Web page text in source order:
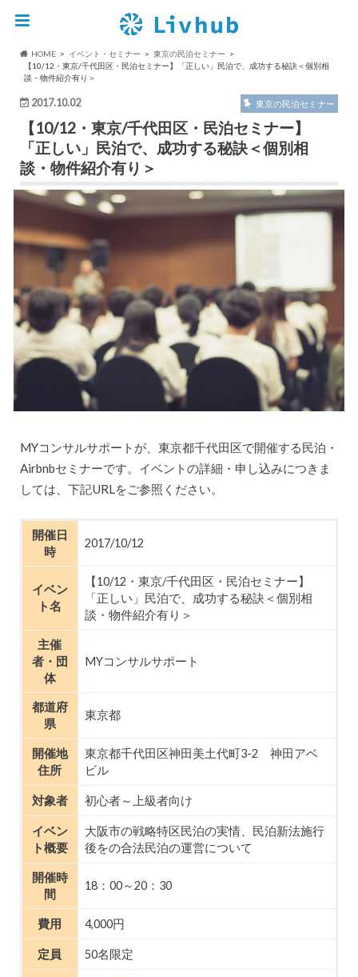
HOME イベント・セミナー
東京の民泊セミナー
【10/12・東京/千代田区・民泊セミナー】「正しい」民泊で、成功する秘訣＜個別相
談・物件紹介有り＞
2017.10.02 東京の民泊セミナー
【10/12・東京/千代田区・民泊セミナー】
「正しい」民泊で、成功する秘訣＜個別相
談・物件紹介有り＞
MYコンサルサポートが、東京都千代田区で開催する民泊・
Airbnbセミナーです。イベントの詳細・申し込みにつきま
しては、下記URLをご参照ください。
開催日
時
2017/10/12
イベン
ト名
【10/12・東京/千代田区・民泊セミナー】
「正しい」民泊で、成功する秘訣＜個別相
談・物件紹介有り＞
主催
者・団
体
MYコンサルサポート
都道府
県
東京都
開催地
住所
東京都千代田区神田美土代町3-2 神田アベ
ビル
対象者 初心者～上級者向け
イベン
ト概要
大阪市の戦略特区民泊の実情、民泊新法施行
後をの合法民泊の運営について
開催時
間
18：00～20：30
費用 4,000円
定員 50名限定